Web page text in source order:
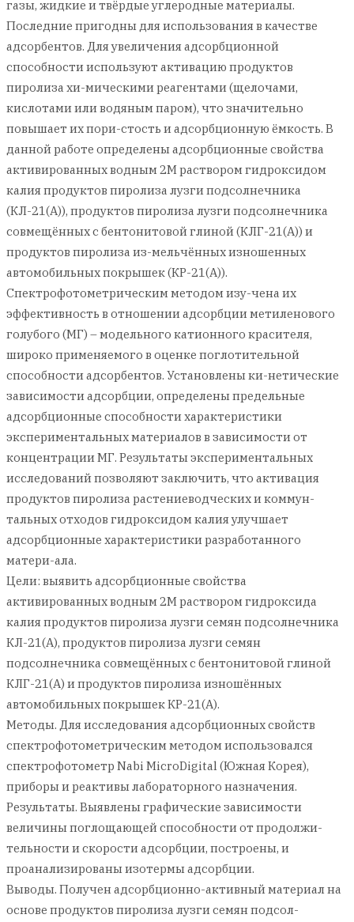
газы, жидкие и твёрдые углеродные материалы.
Последние пригодны для использования в качестве
адсорбентов. Для увеличения адсорбционной
способности используют активацию продуктов
пиролиза хи-мическими реагентами (щелочами,
кислотами или водяным паром), что значительно
повышает их пори-стость и адсорбционную ёмкость. В
данной работе определены адсорбционные свойства
активированных водным 2М раствором гидроксидом
калия продуктов пиролиза лузги подсолнечника
(КЛ-21(А)), продуктов пиролиза лузги подсолнечника
совмещённых с бентонитовой глиной (КЛГ-21(А)) и
продуктов пиролиза из-мельчённых изношенных
автомобильных покрышек (КР-21(А)).
Спектрофотометрическим методом изу-чена их
эффективность в отношении адсорбции метиленового
голубого (МГ) – модельного катионного красителя,
широко применяемого в оценке поглотительной
способности адсорбентов. Установлены ки-нетические
зависимости адсорбции, определены предельные
адсорбционные способности характеристики
экспериментальных материалов в зависимости от
концентрации МГ. Результаты экспериментальных
исследований позволяют заключить, что активация
продуктов пиролиза растениеводческих и коммун-
тальных отходов гидроксидом калия улучшает
адсорбционные характеристики разработанного
матери-ала.
Цели: выявить адсорбционные свойства
активированных водным 2М раствором гидроксида
калия продуктов пиролиза лузги семян подсолнечника
КЛ-21(А), продуктов пиролиза лузги семян
подсолнечника совмещённых с бентонитовой глиной
КЛГ-21(А) и продуктов пиролиза изношённых
автомобильных покрышек КР-21(А).
Методы. Для исследования адсорбционных свойств
спектрофотометрическим методом использовался
спектрофотометр Nabi MicroDigital (Южная Корея),
приборы и реактивы лабораторного назначения.
Результаты. Выявлены графические зависимости
величины поглощающей способности от продолжи-
тельности и скорости адсорбции, построены, и
проанализированы изотермы адсорбции.
Выводы. Получен адсорбционно-активный материал на
основе продуктов пиролиза лузги семян подсол-